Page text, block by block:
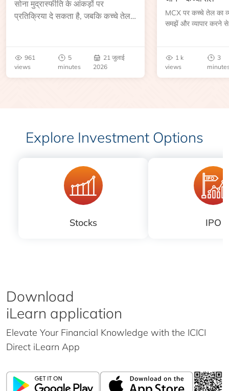
सोना मुद्रास्फीति के आंकड़ों पर
प्रतिक्रिया दे सकता है, जबकि कच्चे तेल
961
views
5
minutes
21 जुलाई
2026
MCX पर कच्चे तेल का
समझें और व्यापार करने
जानें।1 k
views
3
Explore Investment Options
Stocks IPO
Download
iLearn application
Elevate Your Financial Knowledge with the ICICI
Direct iLearn App